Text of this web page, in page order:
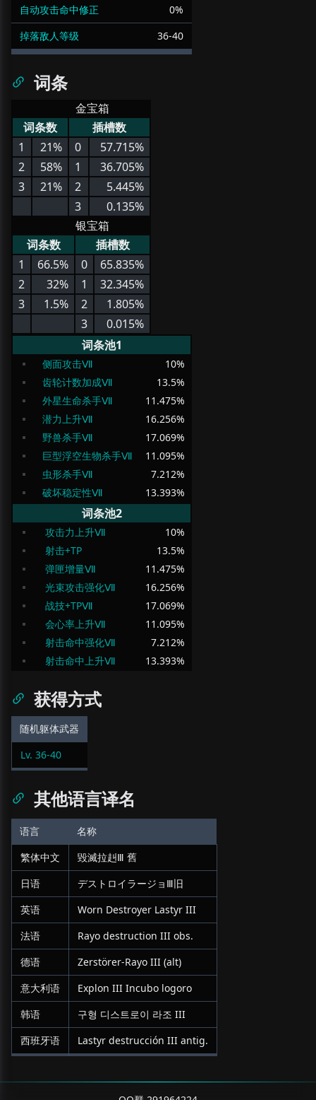
自动攻击命中修正
0%
掉落敌人等级
36-40
词条
金宝箱
词条数
插槽数
1
21% 0
57.715%
2
58% 1
36.705%
3
21% 2
5.445%
3
0.135%
银宝箱
词条数
插槽数
1
66.5% 0
65.835%
2
32% 1
32.345%
3
1.5% 2
1.805%
3
0.015%
词条池1
侧面攻击Ⅶ 10%
齿轮计数加成Ⅶ
13.5%
外星生命杀手Ⅶ
11.475%
潜力上升Ⅶ
16.256%
野兽杀手Ⅶ
17.069%
巨型浮空生物杀手Ⅶ
11.095%
虫形杀手Ⅶ
7.212%
破坏稳定性Ⅶ
13.393%
词条池2
攻击力上升Ⅶ 10%
射击+TP
13.5%
弹匣增量Ⅶ
11.475%
光束攻击强化Ⅶ
16.256%
战技+TPⅦ
17.069%
会心率上升Ⅶ
11.095%
射击命中强化Ⅶ
7.212%
射击命中上升Ⅶ
13.393%
获得方式
随机躯体武器
Lv. 36-40
其他语言译名
语言
名称
繁体中文
毀滅拉赳Ⅲ 舊
日语
デストロイラージョⅢ旧
英语
Worn Destroyer Lastyr III
法语
Rayo destruction III obs.
德语
Zerstörer-Rayo III (alt)
意大利语
Explon III Incubo logoro
韩语
구형 디스트로이 라조 III
西班牙语
Lastyr destrucción III antig.